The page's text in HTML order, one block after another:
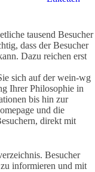
tausend Besucher
dass der Besucher
Dazu reichen erst
sich auf der wein-wg
Ihrer Philosophie in
bis hin zur
und die
direkt mit
Besucher
informieren und mit